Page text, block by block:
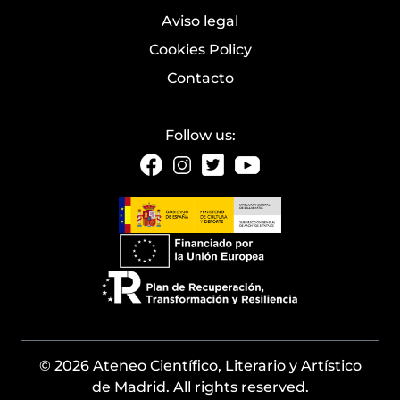
Aviso legal
Cookies Policy
Contacto
Follow us:
© 2026 Ateneo Científico, Literario y Artístico
de Madrid. All rights reserved.